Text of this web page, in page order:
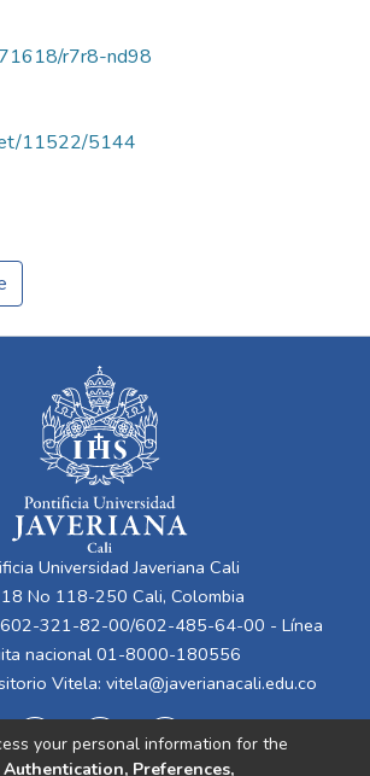
r7r8-nd98
11522/5144
Universidad Javeriana Cali
No 118-250 Cali, Colombia
321-82-00/602-485-64-00 - Línea
nacional 01-8000-180556
Vitela: vitela@javerianacali.edu.co
your personal information for the
Authentication, Preferences,